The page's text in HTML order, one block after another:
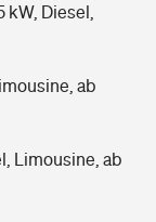
kW, Diesel,
ab
Limousine, ab